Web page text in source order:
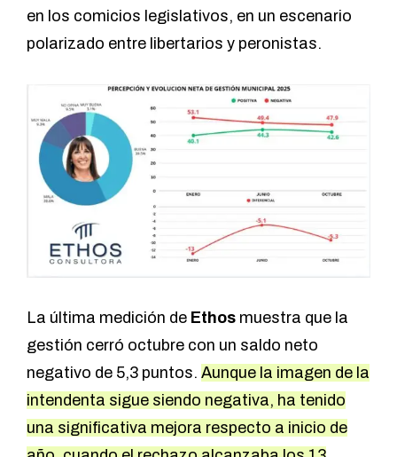
en los comicios legislativos, en un escenario
polarizado entre libertarios y peronistas.
La última medición de Ethos muestra que la
gestión cerró octubre con un saldo neto
negativo de 5,3 puntos. Aunque la imagen de la
intendenta sigue siendo negativa, ha tenido
una significativa mejora respecto a inicio de